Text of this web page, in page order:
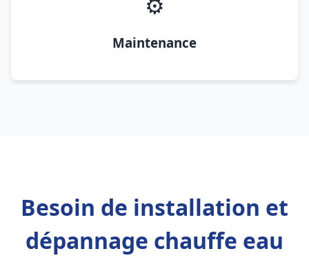
Maintenance
Besoin de installation et
dépannage chauffe eau